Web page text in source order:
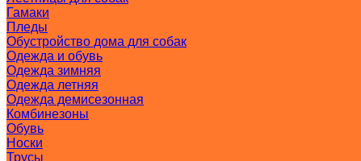
Гамаки
Пледы
Обустройство дома для собак
Одежда и обувь
Одежда зимняя
Одежда летняя
Одежда демисезонная
Комбинезоны
Обувь
Носки
Трусы